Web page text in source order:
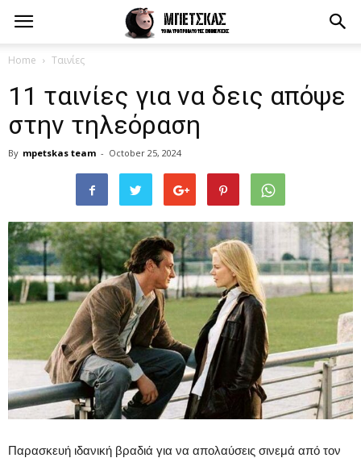
Home Ταινίες
11 ταινίες για να δεις απόψε
στην τηλεόραση
By mpetskas team - October 25, 2024
Παρασκευή ιδανική βραδιά για να απολαύσεις σινεμά από τον